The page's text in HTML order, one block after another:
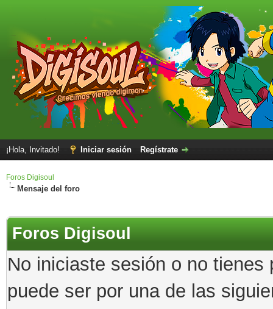
¡Hola, Invitado! Iniciar sesión Regístrate
Foros Digisoul
Mensaje del foro
Foros Digisoul
No iniciaste sesión o no
puede ser por una de las